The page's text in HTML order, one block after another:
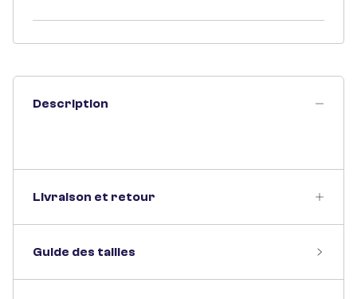
Description
Livraison et retour
Guide des tailles